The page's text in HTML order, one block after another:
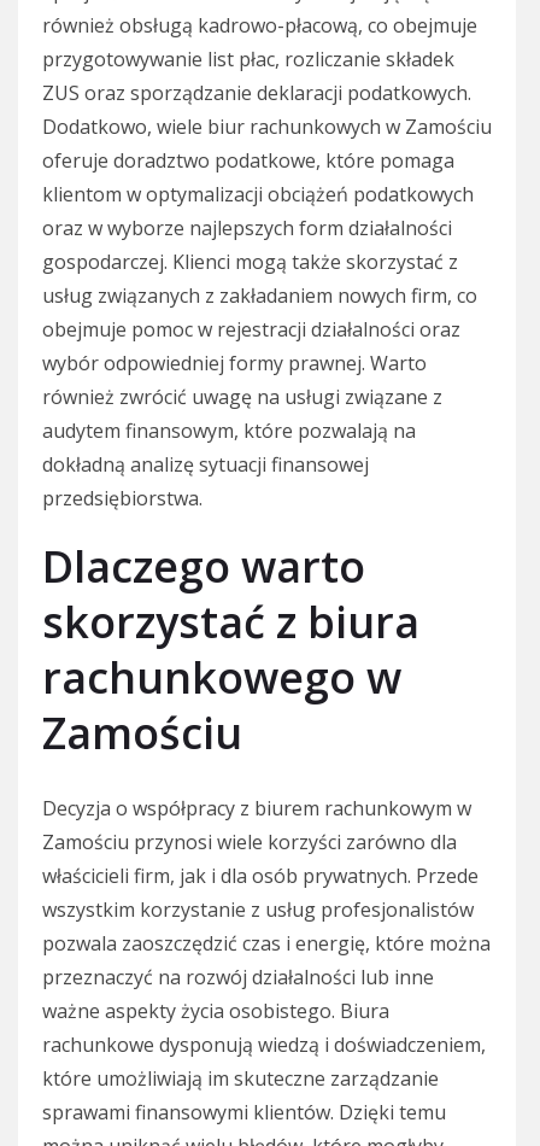
również obsługą kadrowo-płacową, co obejmuje
przygotowywanie list płac, rozliczanie składek
ZUS oraz sporządzanie deklaracji podatkowych.
Dodatkowo, wiele biur rachunkowych w Zamościu
oferuje doradztwo podatkowe, które pomaga
klientom w optymalizacji obciążeń podatkowych
oraz w wyborze najlepszych form działalności
gospodarczej. Klienci mogą także skorzystać z
usług związanych z zakładaniem nowych firm, co
obejmuje pomoc w rejestracji działalności oraz
wybór odpowiedniej formy prawnej. Warto
również zwrócić uwagę na usługi związane z
audytem finansowym, które pozwalają na
dokładną analizę sytuacji finansowej
przedsiębiorstwa.
Dlaczego warto
skorzystać z biura
rachunkowego w
Zamościu
Decyzja o współpracy z biurem rachunkowym w
Zamościu przynosi wiele korzyści zarówno dla
właścicieli firm, jak i dla osób prywatnych. Przede
wszystkim korzystanie z usług profesjonalistów
pozwala zaoszczędzić czas i energię, które można
przeznaczyć na rozwój działalności lub inne
ważne aspekty życia osobistego. Biura
rachunkowe dysponują wiedzą i doświadczeniem,
które umożliwiają im skuteczne zarządzanie
sprawami finansowymi klientów. Dzięki temu